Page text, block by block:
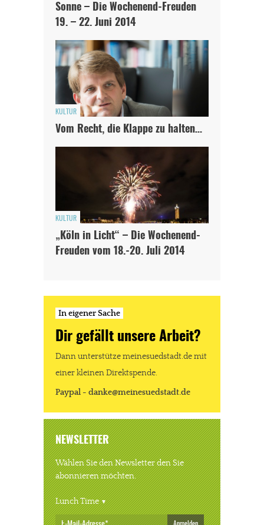
Sonne – Die Wochenend-Freuden
19. – 22. Juni 2014
KULTUR
Vom Recht, die Klappe zu halten…
KULTUR
„Köln in Licht“ – Die Wochenend-
Freuden vom 18.-20. Juli 2014
In eigener Sache
Dir gefällt unsere Arbeit?
Dann unterstütze meinesuedstadt.de mit
einer kleinen Direktspende.
Paypal - danke@meinesuedstadt.de
NEWSLETTER
Wählen Sie den Newsletter den Sie
abonnieren möchten.
Lunch Time
Anmelden